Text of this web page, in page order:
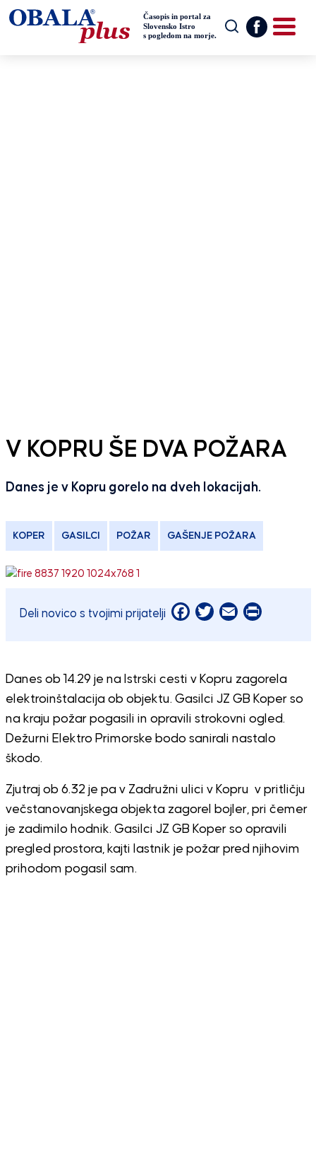
V KOPRU ŠE DVA POŽARA
Danes je v Kopru gorelo na dveh lokacijah.
KOPER GASILCI POŽAR GAŠENJE POŽARA
Deli novico s tvojimi prijatelji Facebook
Twitter
EmailPrint
Danes ob 14.29 je na Istrski cesti v Kopru zagorela
elektroinštalacija ob objektu. Gasilci JZ GB Koper so
na kraju požar pogasili in opravili strokovni ogled.
Dežurni Elektro Primorske bodo sanirali nastalo
škodo.
Zjutraj ob 6.32 je pa v Zadružni ulici v Kopru v pritličju
večstanovanjskega objekta zagorel bojler, pri čemer
je zadimilo hodnik. Gasilci JZ GB Koper so opravili
pregled prostora, kajti lastnik je požar pred njihovim
prihodom pogasil sam.